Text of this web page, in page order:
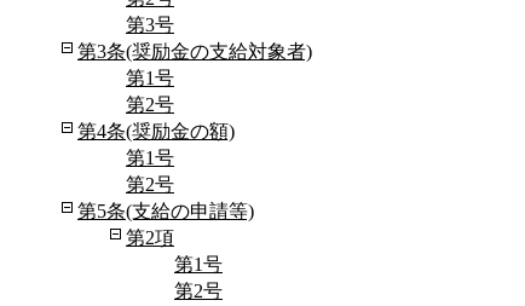
第3号
第3条(奨励金の支給対象者)
第1号
第2号
第4条(奨励金の額)
第1号
第2号
第5条(支給の申請等)
第2項
第1号
第2号